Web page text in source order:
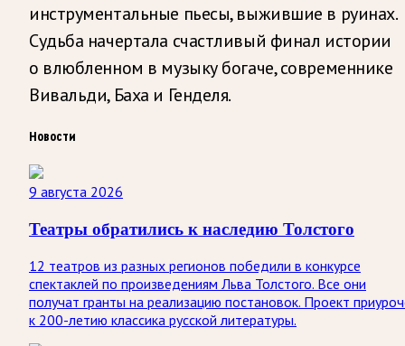
инструментальные пьесы, выжившие в руинах.
Судьба начертала счастливый финал истории
о влюбленном в музыку богаче, современнике
Вивальди, Баха и Генделя.
Новости
9 августа 2026
Театры обратились к наследию Толстого
12 театров из разных регионов победили в конкурсе
спектаклей по произведениям Льва Толстого. Все они
получат гранты на реализацию постановок. Проект
к 200-летию классика русской литературы.